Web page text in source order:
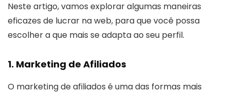
Neste artigo, vamos explorar algumas maneiras
eficazes de lucrar na web, para que você possa
escolher a que mais se adapta ao seu perfil.
1. Marketing de Afiliados
O marketing de afiliados é uma das formas mais